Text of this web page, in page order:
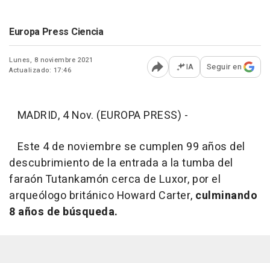
Europa Press Ciencia
Lunes, 8 noviembre 2021
Actualizado: 17:46
Abrir opciones para
IA Seguir en
MADRID, 4 Nov. (EUROPA PRESS) -
Este 4 de noviembre se cumplen 99 años del
descubrimiento de la entrada a la tumba del
faraón Tutankamón cerca de Luxor, por el
arqueólogo británico Howard Carter, culminando
8 años de búsqueda.